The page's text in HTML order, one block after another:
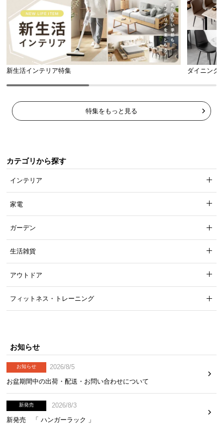
新生活インテリア特集 ダイニング
特集をもっと見る
カテゴリから探す
インテリア
家電
ガーデン
生活雑貨
アウトドア
フィットネス・トレーニング
お知らせ
お知らせ
2026/8/5
お盆期間中の出荷・配送・お問い合わせについて
新発売
2026/8/3
新発売 「 ハンガーラック 」